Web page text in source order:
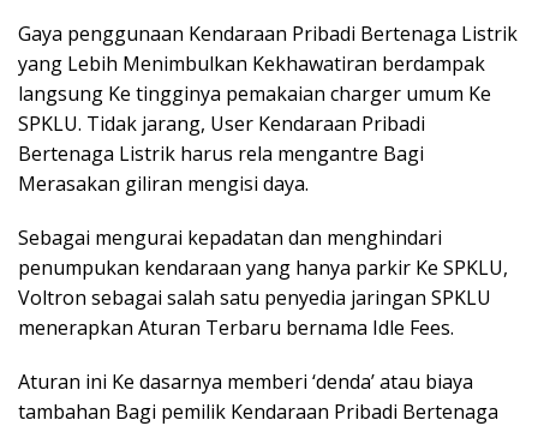
Gaya penggunaan Kendaraan Pribadi Bertenaga Listrik
yang Lebih Menimbulkan Kekhawatiran berdampak
langsung Ke tingginya pemakaian charger umum Ke
SPKLU. Tidak jarang, User Kendaraan Pribadi
Bertenaga Listrik harus rela mengantre Bagi
Merasakan giliran mengisi daya.
Sebagai mengurai kepadatan dan menghindari
penumpukan kendaraan yang hanya parkir Ke SPKLU,
Voltron sebagai salah satu penyedia jaringan SPKLU
menerapkan Aturan Terbaru bernama Idle Fees.
Aturan ini Ke dasarnya memberi ‘denda’ atau biaya
tambahan Bagi pemilik Kendaraan Pribadi Bertenaga